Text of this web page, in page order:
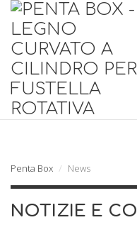
Penta Box News
NOTIZIE E